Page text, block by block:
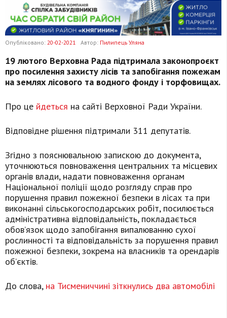
Опубліковано: 20-02-2021 Автор: Пилипець Уляна
19 лютого Верховна Рада підтримала законопроєкт
про посилення захисту лісів та запобігання пожежам
на землях лісового та водного фонду і торфовищах.
Про це йдеться на сайті Верховної Ради України.
Відповідне рішення підтримали 311 депутатів.
Згідно з пояснювальною запискою до документа,
уточнюються повноваження центральних та місцевих
органів влади, надати повноваження органам
Національної поліції щодо розгляду справ про
порушення правил пожежної безпеки в лісах та при
виконанні сільськогосподарських робіт, посилюється
адміністративна відповідальність, покладається
обов’язок щодо запобігання випалюванню сухої
рослинності та відповідальність за порушення правил
пожежної безпеки, зокрема на власників та орендарів
об’єктів.
До слова, на Тисмениччині зіткнулись два автомобілі